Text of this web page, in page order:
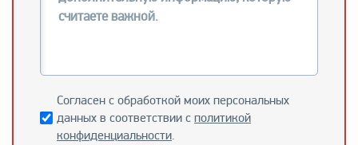
Согласен с обработкой моих персональных
данных в соответствии с политикой
конфиденциальности.